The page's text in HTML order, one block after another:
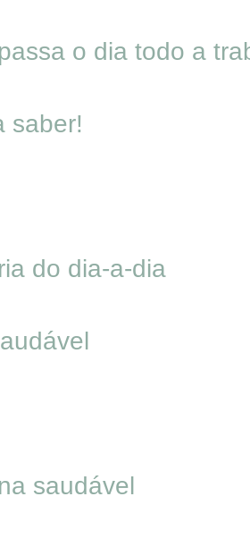
o dia todo a
saber!
do dia-a-dia
saudável